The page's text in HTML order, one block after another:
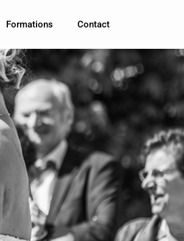
Formations Contact